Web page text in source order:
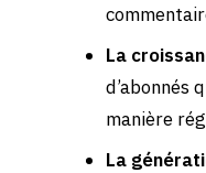
La
d’abonnés
manière
La